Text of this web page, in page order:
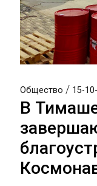
Общество / 15-
В